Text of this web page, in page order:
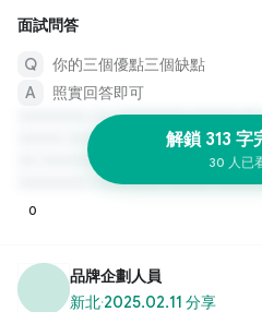
面試問答
你的三個優點三個缺點
照實回答即可
解鎖 313 字
30 人已
0
品牌企劃人員
新北·2025.02.11 分享